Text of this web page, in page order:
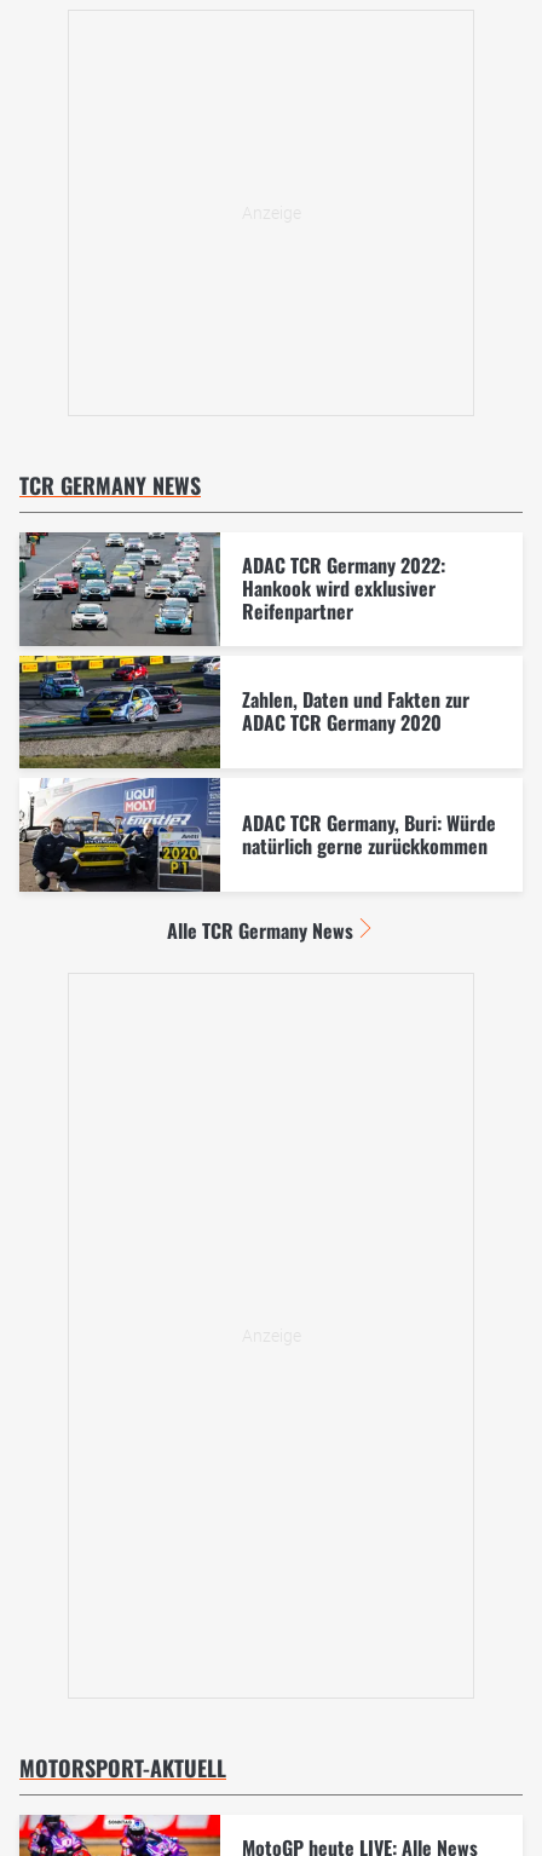
TCR GERMANY NEWS
ADAC TCR Germany 2022:
Hankook wird exklusiver
Reifenpartner
Zahlen, Daten und Fakten zur
ADAC TCR Germany 2020
ADAC TCR Germany, Buri: Würde
natürlich gerne zurückkommen
Alle TCR Germany News
MOTORSPORT-AKTUELL
MotoGP heute LIVE: Alle News